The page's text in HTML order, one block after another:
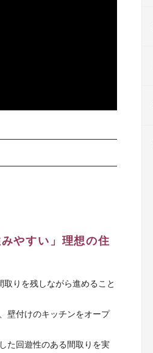
やすい」理想の住
りを残しながら進めること
壁付けのキッチンをオープ
た回遊性のある間取りを実